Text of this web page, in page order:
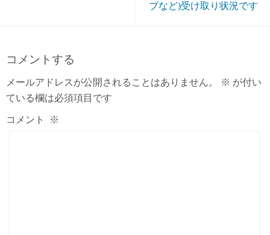
ブなど)受け取り状況です
コメントする
メールアドレスが公開されることはありません。 ※ が付い
ている欄は必須項目です
コメント ※